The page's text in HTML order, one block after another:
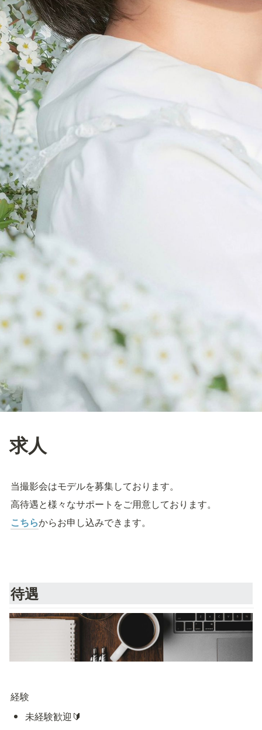
求人
当撮影会はモデルを募集しております。
高待遇と様々なサポートをご用意しております。
こちらからお申し込みできます。
待遇
経験
未経験歓迎🔰